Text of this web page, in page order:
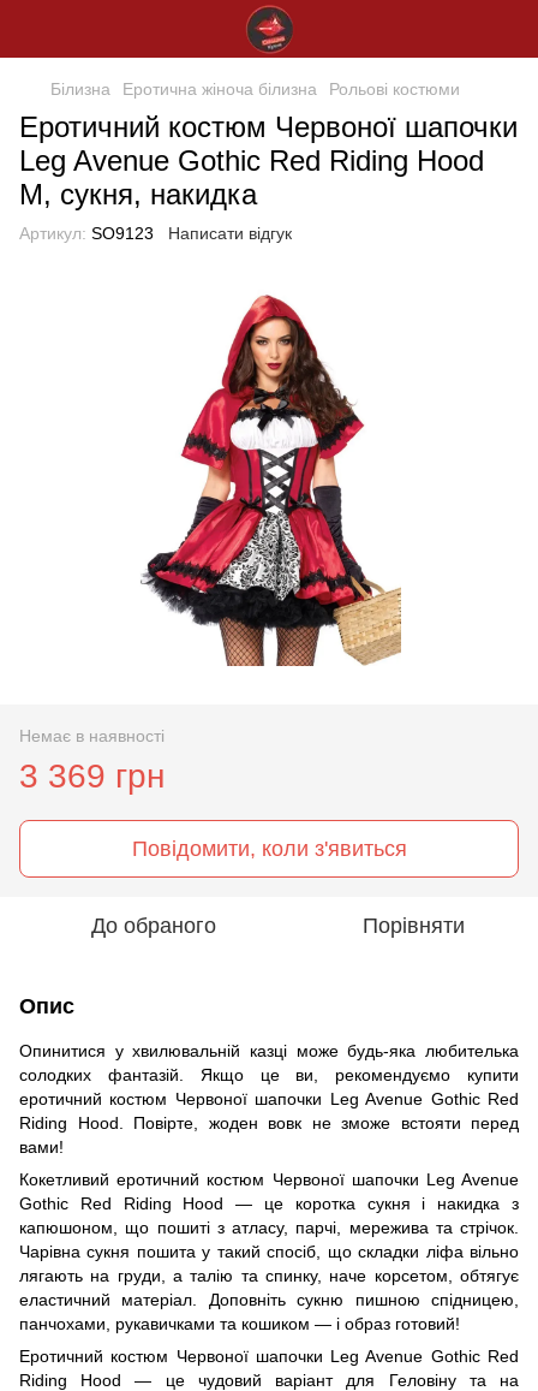
Білизна Еротична жіноча білизна Рольові костюми
Еротичний костюм Червоної шапочки
Leg Avenue Gothic Red Riding Hood
M, сукня, накидка
Артикул: SO9123 Написати відгук
Немає в наявності
3 369 грн
Повідомити, коли з'явиться
До обраного Порівняти
Опис
Опинитися у хвилювальній казці може будь-яка любителька
солодких фантазій. Якщо це ви, рекомендуємо купити
еротичний костюм Червоної шапочки Leg Avenue Gothic Red
Riding Hood. Повірте, жоден вовк не зможе встояти перед
вами!
Кокетливий еротичний костюм Червоної шапочки Leg Avenue
Gothic Red Riding Hood — це коротка сукня і накидка з
капюшоном, що пошиті з атласу, парчі, мережива та стрічок.
Чарівна сукня пошита у такий спосіб, що складки ліфа вільно
лягають на груди, а талію та спинку, наче корсетом, обтягує
еластичний матеріал. Доповніть сукню пишною спідницею,
панчохами, рукавичками та кошиком — і образ готовий!
Еротичний костюм Червоної шапочки Leg Avenue Gothic Red
Riding Hood — це чудовий варіант для Геловіну та на